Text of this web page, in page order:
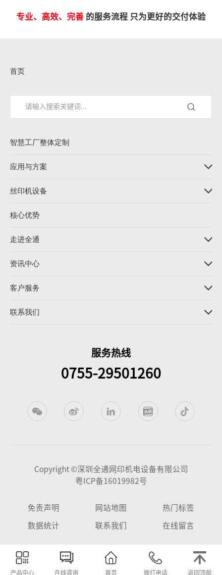
专业、高效、完善 的服务流程 只为更好的交付体验
首页
智慧工厂整体定制
应用与方案
丝印机设备
核心优势
走进全通
资讯中心
客户服务
联系我们
服务热线
0755-29501260
Copyright ©深圳全通网印机电设备有限公司
粤ICP备16019982号
免责声明 网站地图 热门标签
数据统计 联系我们 在线留言
产品中心 在线咨询 首页 拨打电话 返回顶部